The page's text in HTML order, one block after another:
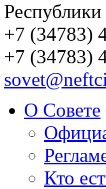
+7 (34783)
+7 (34783)
О Совете
Кто